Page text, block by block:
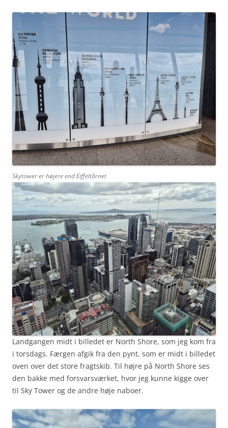
Skytower er højere end Eiffeltårnet
Landgangen midt i billedet er North Shore, som jeg kom fra
i torsdags. Færgen afgik fra den pynt, som er midt i billedet
oven over det store fragtskib. Til højre på North Shore ses
den bakke med forsvarsværket, hvor jeg kunne kigge over
til Sky Tower og de andre høje naboer.